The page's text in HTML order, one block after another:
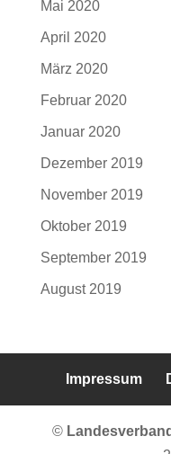
Mai 2020
April 2020
März 2020
Februar 2020
Januar 2020
Dezember 2019
November 2019
Oktober 2019
September 2019
August 2019
Impressum
©